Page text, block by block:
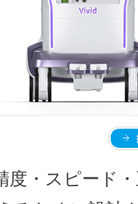
度・スピード